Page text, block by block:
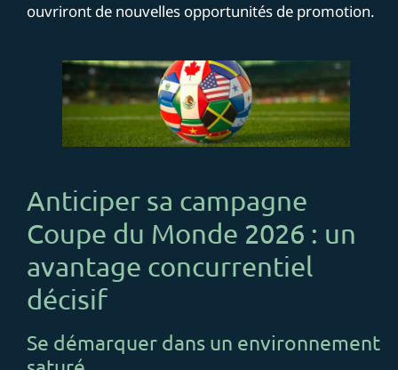
ouvriront de nouvelles opportunités de promotion.
Anticiper sa campagne
Coupe du Monde 2026 : un
avantage concurrentiel
décisif
Se démarquer dans un environnement